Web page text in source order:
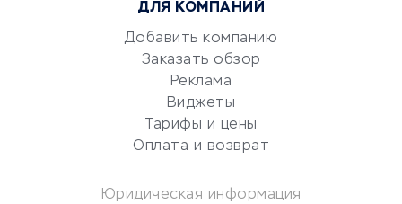
Аудиторские компании
Бухгалтерия онлайн
ДЛЯ КОМПАНИЙ
Добавить компанию
Заказать обзор
Реклама
Виджеты
Тарифы и цены
Оплата и возврат
Юридическая информация